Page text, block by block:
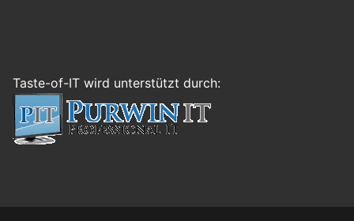
Taste-of-IT wird unterstützt durch: